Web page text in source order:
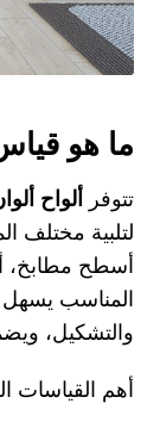
ما هو
تتوفر ألواح
لتلبية مختلف
أسطح مطابخ،
المناسب يسهل
والتشكيل،
أهم القياسات